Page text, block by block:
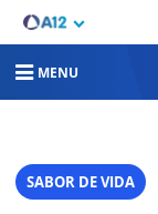
MENU
SABOR DE VIDA